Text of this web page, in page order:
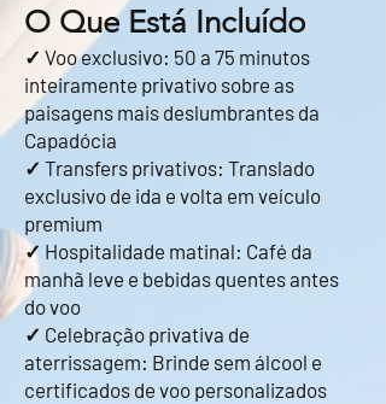
O Que Está Incluído
✓ Voo exclusivo: 50 a 75 minutos
inteiramente privativo sobre as
paisagens mais deslumbrantes da
Capadócia
✓ Transfers privativos: Translado
exclusivo de ida e volta em veículo
premium
✓ Hospitalidade matinal: Café da
manhã leve e bebidas quentes antes
do voo
✓ Celebração privativa de
aterrissagem: Brinde sem álcool e
certificados de voo personalizados